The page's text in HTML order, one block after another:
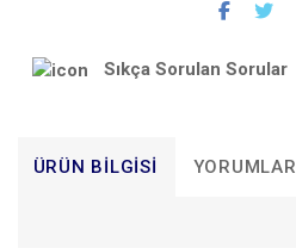
Sıkça Sorulan Sorular
ÜRÜN BILGISI YORUMLAR